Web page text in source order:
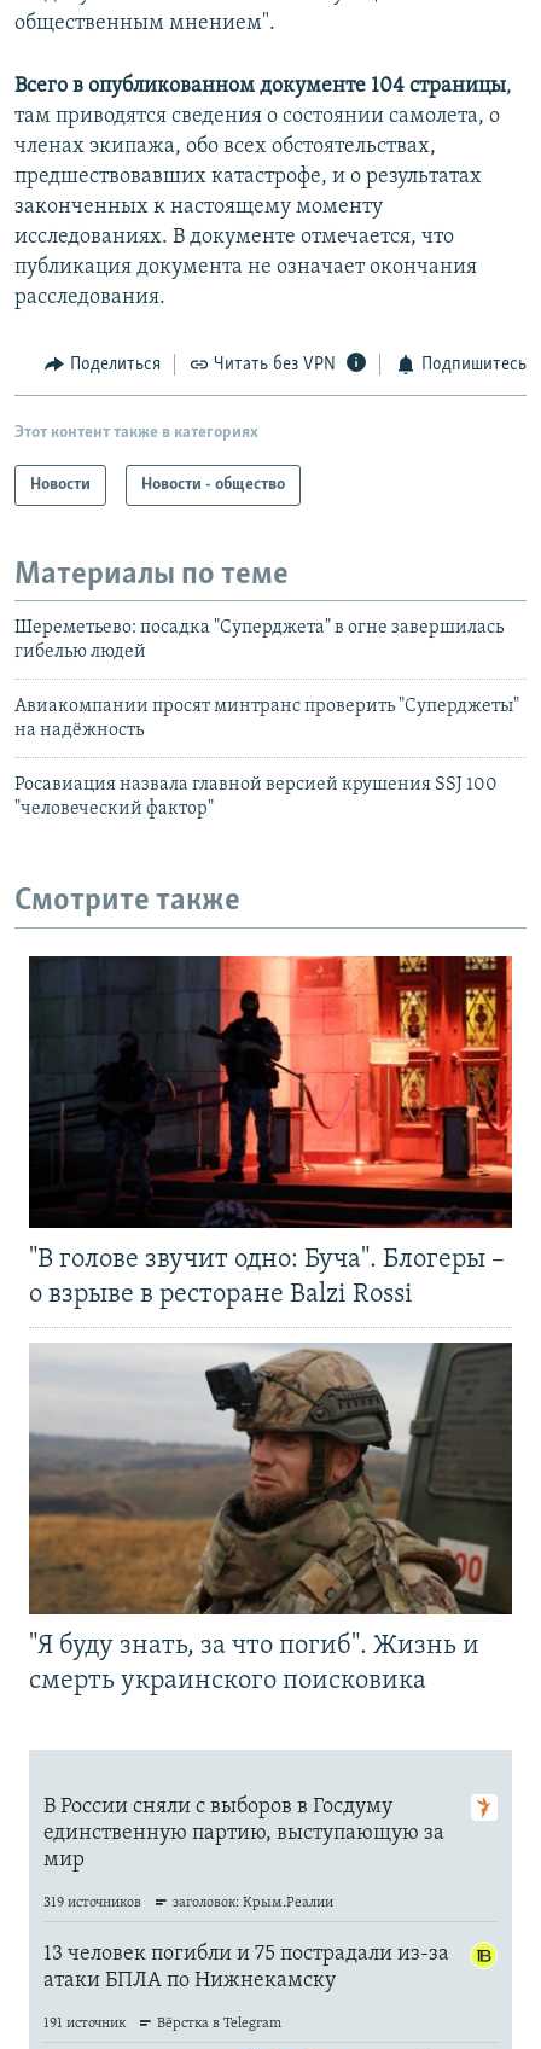
общественным мнением".
Всего в опубликованном документе 104 страницы,
там приводятся сведения о состоянии самолета, о
членах экипажа, обо всех обстоятельствах,
предшествовавших катастрофе, и о результатах
законченных к настоящему моменту
исследованиях. В документе отмечается, что
публикация документа не означает окончания
расследования.
Поделиться Читать без VPN Подпишитесь
Этот контент также в категориях
Новости Новости - общество
Материалы по теме
Шереметьево: посадка "Суперджета" в огне завершилась
гибелью людей
Авиакомпании просят минтранс проверить "Суперджеты"
на надёжность
Росавиация назвала главной версией крушения SSJ 100
"человеческий фактор"
Смотрите также
"В голове звучит одно: Буча". Блогеры –
о взрыве в ресторане Balzi Rossi
"Я буду знать, за что погиб". Жизнь и
смерть украинского поисковика